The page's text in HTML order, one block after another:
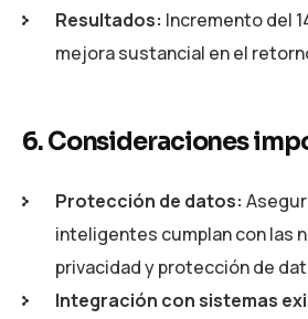
Resultados: Incremento del
mejora sustancial en el
6. Consideraciones
Protección de datos:
inteligentes cumplan con las
privacidad y protección de
Integración con sistemas